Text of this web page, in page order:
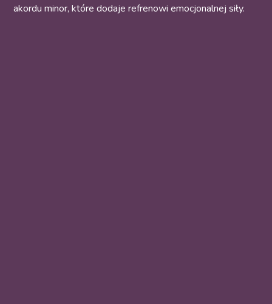
akordu minor, które dodaje refrenowi emocjonalnej siły.